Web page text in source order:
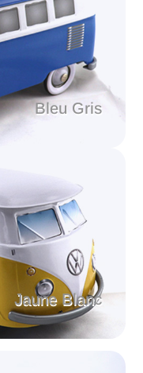
Bleu Gris
Jaune Blanc